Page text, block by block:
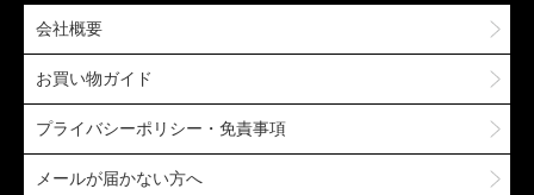
会社概要
お買い物ガイド
プライバシーポリシー・免責事項
メールが届かない方へ